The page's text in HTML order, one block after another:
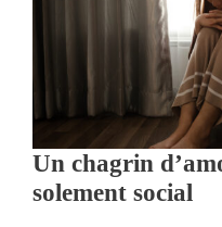
Un chagrin
solement social